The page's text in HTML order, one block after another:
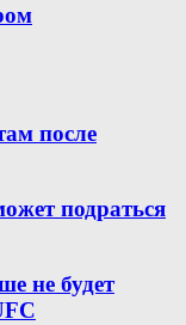
после
подраться
не будет